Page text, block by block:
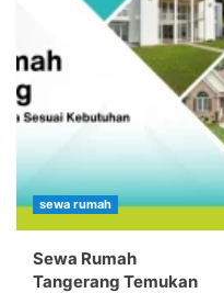
sewa rumah
Sewa Rumah
Tangerang Temukan